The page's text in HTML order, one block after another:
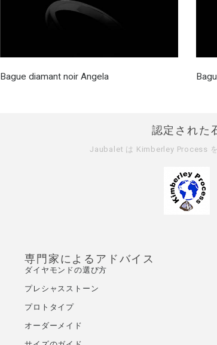
Bague diamant noir Angela
認定された
Jaubalet は Kimberley Process
専門家によるアドバイス
ダイヤモンドの選び方
プレシャスストーン
プロトタイプ
オーダーメイド